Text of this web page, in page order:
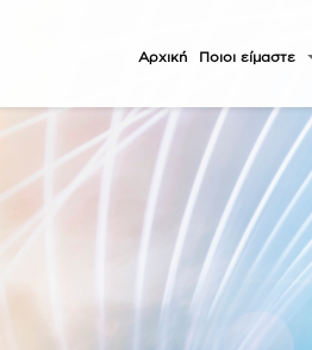
Αρχική Ποιοι είμαστε